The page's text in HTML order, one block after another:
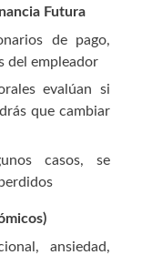
Futura
de pago,
del empleador
evalúan si
que cambiar
casos, se
ansiedad,